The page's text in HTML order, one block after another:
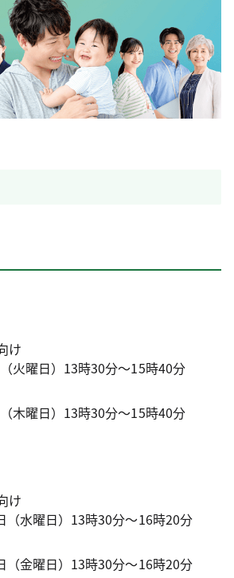
け
火曜日）13時30分～15時40分
木曜日）13時30分～15時40分
け
（水曜日）13時30分～16時20分
（金曜日）13時30分～16時20分